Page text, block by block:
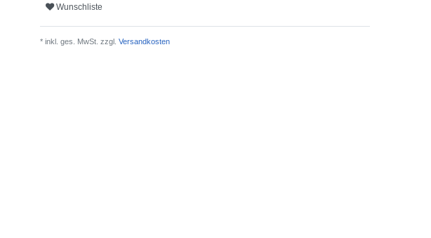
Wunschliste
* inkl. ges. MwSt. zzgl. Versandkosten